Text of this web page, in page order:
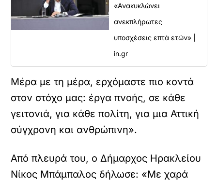
«Ανακυκλώνει
ανεκπλήρωτες
υποσχέσεις επτά ετών» |
in.gr
Μέρα με τη μέρα, ερχόμαστε πιο κοντά
στον στόχο μας: έργα πνοής, σε κάθε
γειτονιά, για κάθε πολίτη, για μια Αττική
σύγχρονη και ανθρώπινη».
Από πλευρά του, ο Δήμαρχος Ηρακλείου
Νίκος Μπάμπαλος δήλωσε: «Με χαρά